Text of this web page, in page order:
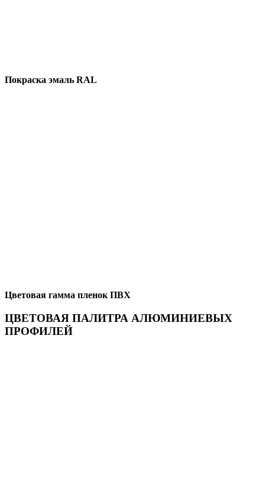
Покраска эмаль RAL
Цветовая гамма пленок ПВХ
ЦВЕТОВАЯ ПАЛИТРА АЛЮМИНИЕВЫХ
ПРОФИЛЕЙ